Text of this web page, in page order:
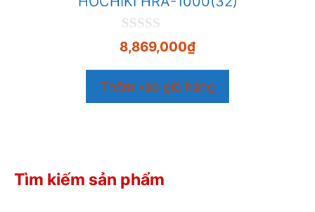
0
n
g
o
à
i
8,869,000₫
Thêm vào giỏ hàng
Tìm kiếm sản phẩm